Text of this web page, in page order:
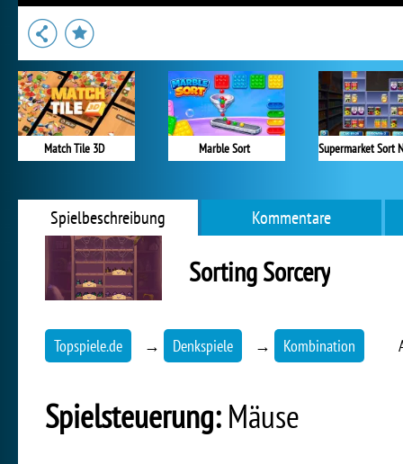
Match Tile 3D Marble Sort
Spielbeschreibung Kommentare
Sorting Sorcery
Topspiele.de → Denkspiele → Kombination
Spielsteuerung:Mäuse